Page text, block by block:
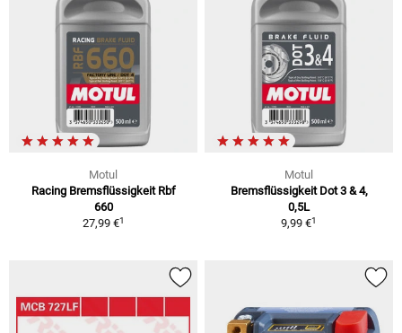
Motul
Racing Bremsflüssigkeit Rbf
660
27,99 €1
Motul
Bremsflüssigkeit Dot 3 & 4,
0,5L
9,99 €1